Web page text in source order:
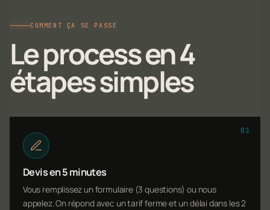
COMMENT ÇA SE PASSE
Le process en 4
étapes simples
01
Devis en 5 minutes
Vous remplissez un formulaire (3 questions) ou nous
appelez. On répond avec un tarif ferme et un délai dans les 2